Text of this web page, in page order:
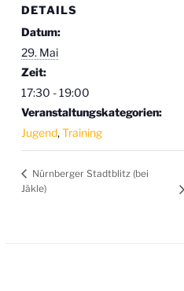
DETAILS
Datum:
29. Mai
Zeit:
17:30 - 19:00
Veranstaltungskategorien:
Jugend,Training
Nürnberger Stadtblitz (bei
Jäkle)